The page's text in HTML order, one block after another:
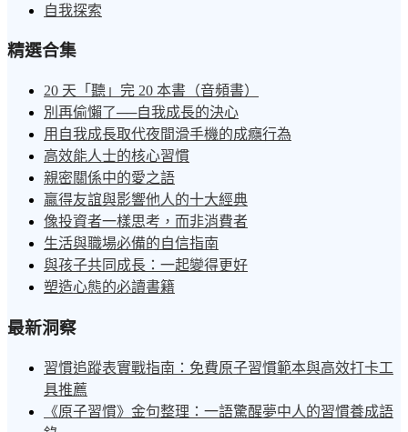
自我探索
精選合集
20 天「聽」完 20 本書（音頻書）
別再偷懶了──自我成長的決心
用自我成長取代夜間滑手機的成癮行為
高效能人士的核心習慣
親密關係中的愛之語
贏得友誼與影響他人的十大經典
像投資者一樣思考，而非消費者
生活與職場必備的自信指南
與孩子共同成長：一起變得更好
塑造心態的必讀書籍
最新洞察
習慣追蹤表實戰指南：免費原子習慣範本與高效打卡工
具推薦
《原子習慣》金句整理：一語驚醒夢中人的習慣養成語